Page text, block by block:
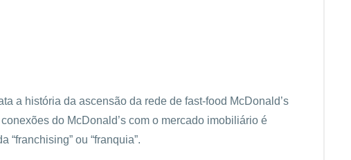
a história da ascensão da rede de fast-food McDonald’s
do McDonald’s com o mercado imobiliário é
“franchising” ou “franquia”.